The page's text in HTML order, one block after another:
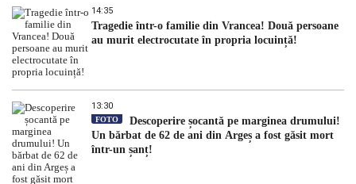
14:35
Tragedie într-o familie din Vrancea! Două persoane
au murit electrocutate în propria locuință!
13:30
FOTO
Descoperire șocantă pe marginea drumului!
Un bărbat de 62 de ani din Argeș a fost găsit mort
într-un șanț!